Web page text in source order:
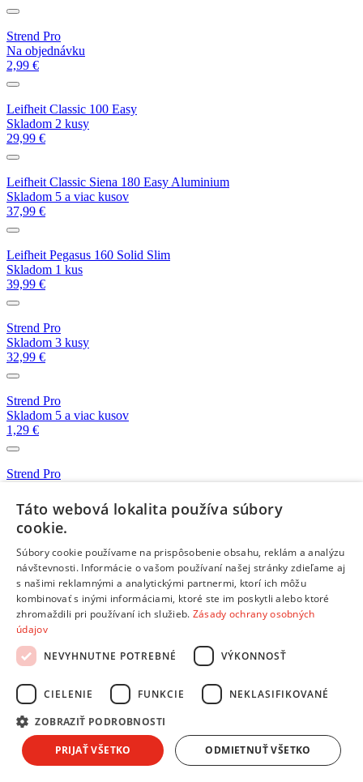
Strend Pro
Na objednávku
2,99 €
Leifheit Classic 100 Easy
Skladom 2 kusy
29,99 €
Leifheit Classic Siena 180 Easy Aluminium
Skladom 5 a viac kusov
37,99 €
Leifheit Pegasus 160 Solid Slim
Skladom 1 kus
39,99 €
Strend Pro
Skladom 3 kusy
32,99 €
Strend Pro
Skladom 5 a viac kusov
1,29 €
Strend Pro
5,99 €
Makro
Skladom 5 a viac kusov
1,59 €
Viac kompatibilných produktov z kategórie: Sušiaky
AEG M3GCP400
Na objednávku
7,00 €
Whirlpool 480181700939
Na objednávku
16,90 €
Whirlpool MWC015
Táto webová lokalita používa súbory
cookie.
Súbory cookie používame na prispôsobenie obsahu, reklám a analýzu
návštevnosti. Informácie o vašom používaní našej stránky zdieľame aj
s našimi reklamnými a analytickými partnermi, ktorí ich môžu
kombinovať s inými informáciami, ktoré ste im poskytli alebo ktoré
zhromaždili pri používaní ich služieb. Zásady ochrany osobných
údajov
NEVYHNUTNE POTREBNÉ
VÝKONNOSŤ
CIELENIE FUNKCIE NEKLASIFIKOVANÉ
ZOBRAZIŤ PODROBNOSTI
PRIJAŤ VŠETKO ODMIETNUŤ VŠETKO